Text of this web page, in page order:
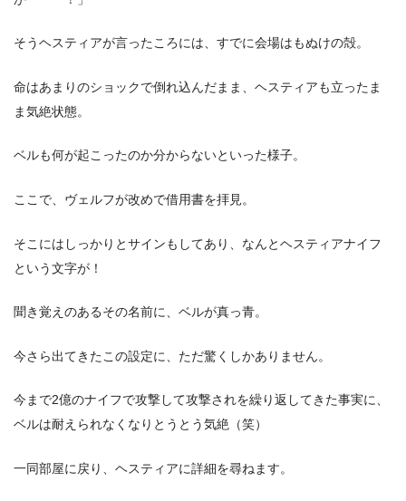
そうヘスティアが言ったころには、すでに会場はもぬけの殻。
命はあまりのショックで倒れ込んだまま、ヘスティアも立ったま
ま気絶状態。
ベルも何が起こったのか分からないといった様子。
ここで、ヴェルフが改めで借用書を拝見。
そこにはしっかりとサインもしてあり、なんとヘスティアナイフ
という文字が！
聞き覚えのあるその名前に、ベルが真っ青。
今さら出てきたこの設定に、ただ驚くしかありません。
今まで2億のナイフで攻撃して攻撃されを繰り返してきた事実に、
ベルは耐えられなくなりとうとう気絶（笑）
一同部屋に戻り、ヘスティアに詳細を尋ねます。